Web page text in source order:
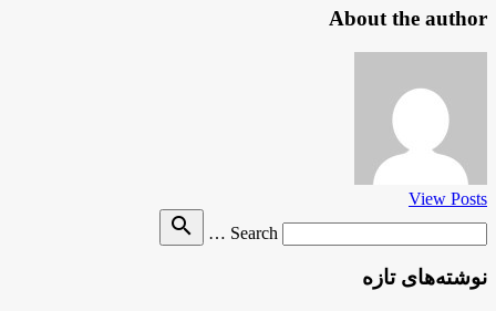
About the author
View Posts
Search …
search
نوشته‌های تازه